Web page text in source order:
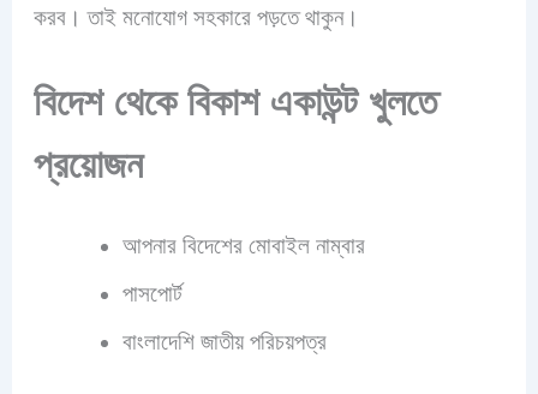
করব। তাই মনোযোগ সহকারে পড়তে থাকুন।
বিদেশ থেকে বিকাশ একাউন্ট খুলতে
প্রয়োজন
আপনার বিদেশের মোবাইল নাম্বার
পাসপোর্ট
বাংলাদেশি জাতীয় পরিচয়পত্র